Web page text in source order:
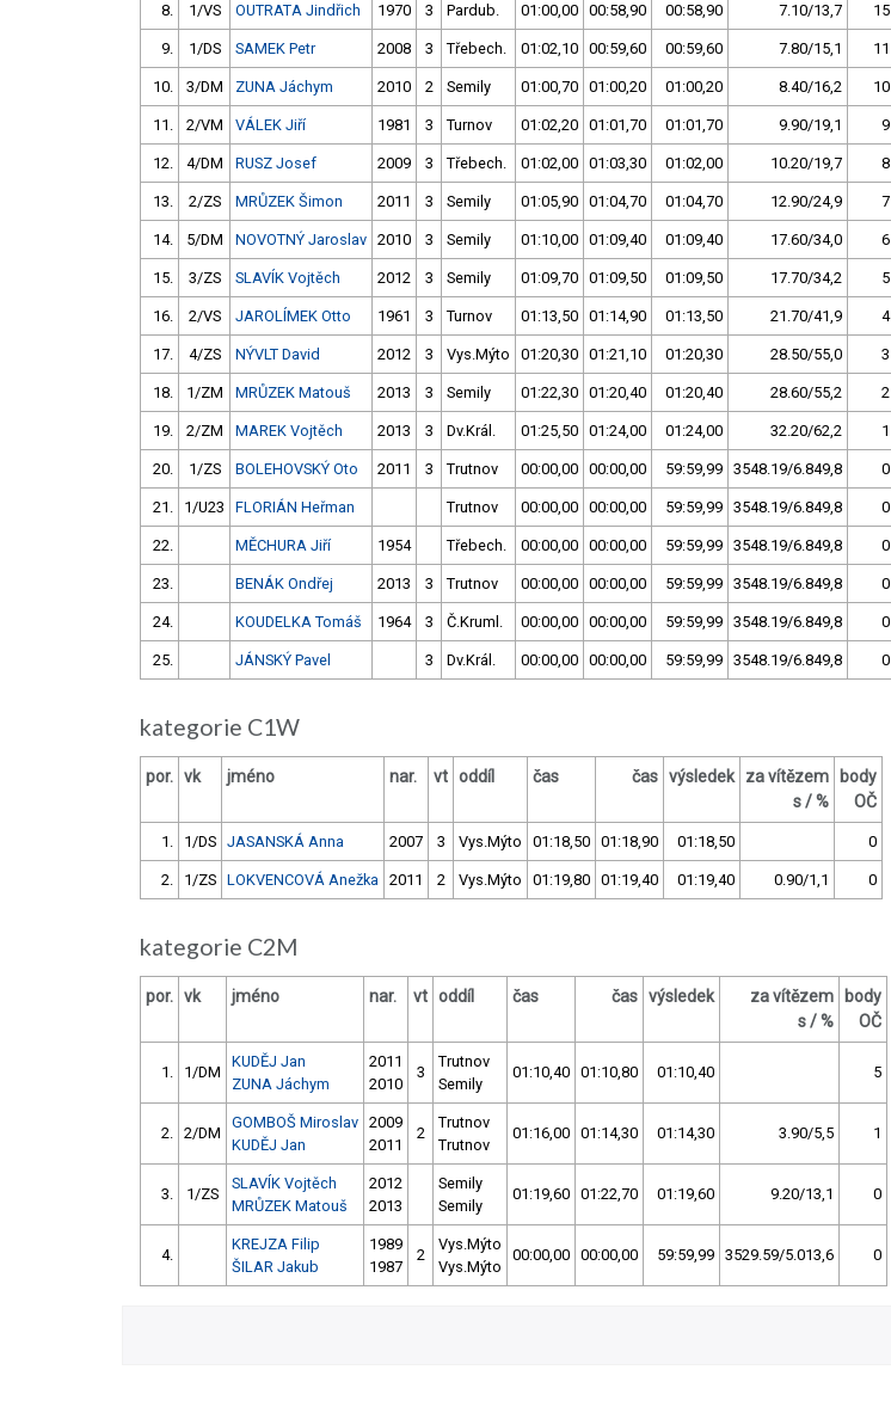
8. 1/VS OUTRATA Jindřich 1970 3 Pardub. 01:00,00 00:58,90 00:58,90 7.10/13,7 15
9. 1/DS SAMEK Petr 2008 3 Třebech. 01:02,10 00:59,60 00:59,60 7.80/15,1 11
10. 3/DM ZUNA Jáchym 2010 2 Semily 01:00,70 01:00,20 01:00,20 8.40/16,2 10
11. 2/VM VÁLEK Jiří 1981 3 Turnov 01:02,20 01:01,70 01:01,70 9.90/19,1 9
12. 4/DM RUSZ Josef 2009 3 Třebech. 01:02,00 01:03,30 01:02,00 10.20/19,7 8
13. 2/ZS MRŮZEK Šimon 2011 3 Semily 01:05,90 01:04,70 01:04,70 12.90/24,9 7
14. 5/DM NOVOTNÝ Jaroslav 2010 3 Semily 01:10,00 01:09,40 01:09,40 17.60/34,0 6
15. 3/ZS SLAVÍK Vojtěch 2012 3 Semily 01:09,70 01:09,50 01:09,50 17.70/34,2 5
16. 2/VS JAROLÍMEK Otto 1961 3 Turnov 01:13,50 01:14,90 01:13,50 21.70/41,9 4
17. 4/ZS NÝVLT David 2012 3 Vys.Mýto 01:20,30 01:21,10 01:20,30 28.50/55,0 3
18. 1/ZM MRŮZEK Matouš 2013 3 Semily 01:22,30 01:20,40 01:20,40 28.60/55,2 2
19. 2/ZM MAREK Vojtěch 2013 3 Dv.Král. 01:25,50 01:24,00 01:24,00 32.20/62,2 1
20. 1/ZS BOLEHOVSKÝ Oto 2011 3 Trutnov 00:00,00 00:00,00 59:59,99 3548.19/6.849,8 0
21. 1/U23 FLORIÁN Heřman Trutnov 00:00,00 00:00,00 59:59,99 3548.19/6.849,8 0
22. MĚCHURA Jiří 1954 Třebech. 00:00,00 00:00,00 59:59,99 3548.19/6.849,8 0
23. BENÁK Ondřej 2013 3 Trutnov 00:00,00 00:00,00 59:59,99 3548.19/6.849,8 0
24. KOUDELKA Tomáš 1964 3 Č.Kruml. 00:00,00 00:00,00 59:59,99 3548.19/6.849,8 0
25. JÁNSKÝ Pavel 3 Dv.Král. 00:00,00 00:00,00 59:59,99 3548.19/6.849,8 0
kategorie C1W
por. vk jméno nar. vt oddíl čas čas výsledek
za vítězem
s / %
body
OČ
1. 1/DS JASANSKÁ Anna 2007 3 Vys.Mýto 01:18,50 01:18,90 01:18,50 0
2. 1/ZS LOKVENCOVÁ Anežka 2011 2 Vys.Mýto 01:19,80 01:19,40 01:19,40 0.90/1,1 0
kategorie C2M
por. vk jméno nar. vt oddíl čas čas výsledek
za vítězem
s / %
body
OČ
1. 1/DM
KUDĚJ Jan
ZUNA Jáchym
2011
2010
3
Trutnov
Semily
01:10,40 01:10,80 01:10,40 5
2. 2/DM
GOMBOŠ Miroslav
KUDĚJ Jan
2009
2011
2
Trutnov
Trutnov
01:16,00 01:14,30 01:14,30 3.90/5,5 1
3. 1/ZS
SLAVÍK Vojtěch
MRŮZEK Matouš
2012
2013
Semily
Semily
01:19,60 01:22,70 01:19,60 9.20/13,1 0
4.
KREJZA Filip
ŠILAR Jakub
1989
1987
2
Vys.Mýto
Vys.Mýto
00:00,00 00:00,00 59:59,99 3529.59/5.013,6 0